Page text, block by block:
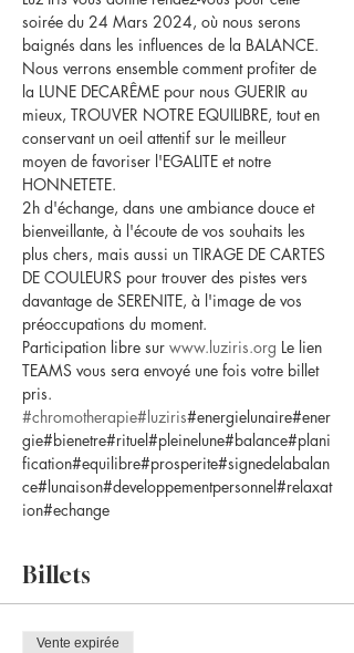
soirée du 24 Mars 2024, où nous serons
baignés dans les influences de la BALANCE.
Nous verrons ensemble comment profiter de
la LUNE DECARÊME pour nous GUERIR au
mieux, TROUVER NOTRE EQUILIBRE, tout en
conservant un oeil attentif sur le meilleur
moyen de favoriser l'EGALITE et notre
HONNETETE.
2h d'échange, dans une ambiance douce et
bienveillante, à l'écoute de vos souhaits les
plus chers, mais aussi un TIRAGE DE CARTES
DE COULEURS pour trouver des pistes vers
davantage de SERENITE, à l'image de vos
préoccupations du moment.
Participation libre sur www.luziris.org Le lien
TEAMS vous sera envoyé une fois votre billet
pris.
#chromotherapie#luziris#energielunaire#ener
gie#bienetre#rituel#pleinelune#balance#plani
fication#equilibre#prosperite#signedelabalan
ce#lunaison#developpementpersonnel#relaxat
ion#echange
Billets
Vente expirée